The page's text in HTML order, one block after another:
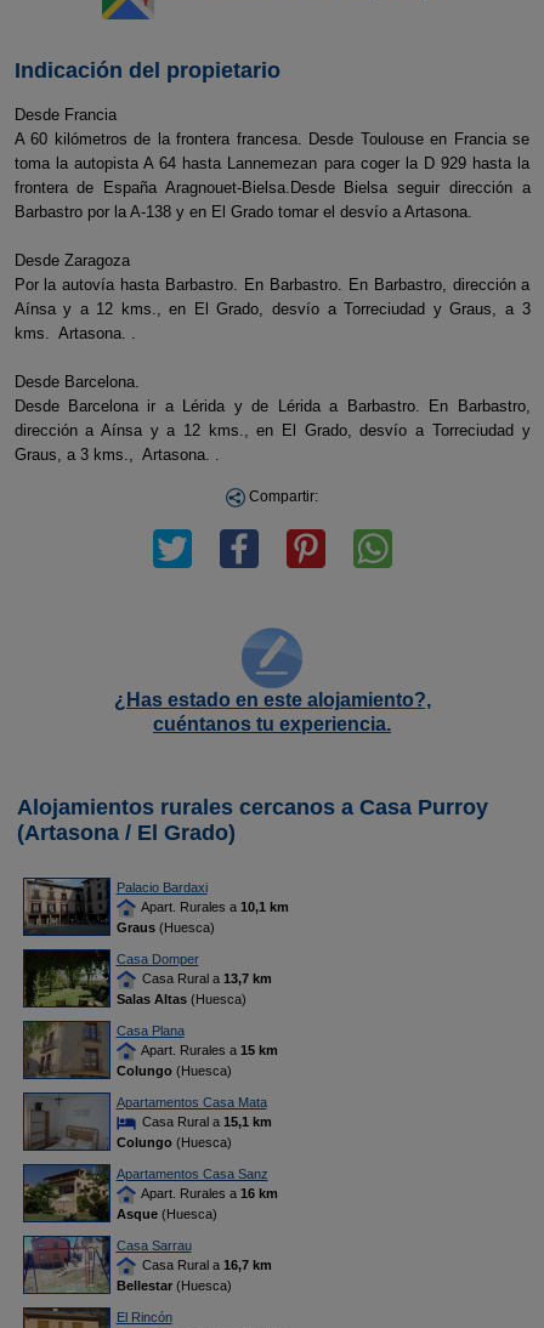
Indicación del propietario
Desde Francia
A 60 kilómetros de la frontera francesa. Desde Toulouse en Francia se
toma la autopista A 64 hasta Lannemezan para coger la D 929 hasta la
frontera de España Aragnouet-Bielsa.Desde Bielsa seguir dirección a
Barbastro por la A-138 y en El Grado tomar el desvío a Artasona.
Desde Zaragoza
Por la autovía hasta Barbastro. En Barbastro. En Barbastro, dirección a
Aínsa y a 12 kms., en El Grado, desvío a Torreciudad y Graus, a 3
kms. Artasona. .
Desde Barcelona.
Desde Barcelona ir a Lérida y de Lérida a Barbastro. En Barbastro,
dirección a Aínsa y a 12 kms., en El Grado, desvío a Torreciudad y
Graus, a 3 kms., Artasona. .
Compartir:
¿Has estado en este alojamiento?,
cuéntanos tu experiencia.
Alojamientos rurales cercanos a Casa Purroy
(Artasona / El Grado)
Palacio Bardaxi
Apart. Rurales a 10,1 km
Graus(Huesca)
Casa Domper
Casa Rural a 13,7 km
Salas Altas(Huesca)
Casa Plana
Apart. Rurales a 15 km
Colungo(Huesca)
Apartamentos Casa Mata
Casa Rural a 15,1 km
Colungo(Huesca)
Apartamentos Casa Sanz
Apart. Rurales a 16 km
Asque(Huesca)
Casa Sarrau
Casa Rural a 16,7 km
Bellestar(Huesca)
El Rincón